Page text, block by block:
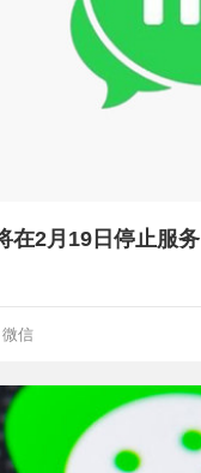
在2月19日停止服务
微信